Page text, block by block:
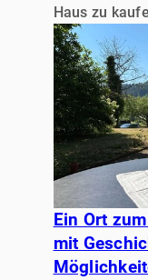
Haus zu
Ein Ort
mit